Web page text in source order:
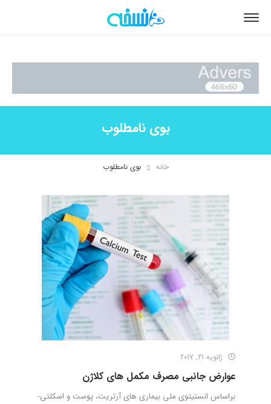
بوی نامطلوب
خانه بوی نامطلوب
ژانویه 21, 2017
عوارض جانبی مصرف مکمل های کلاژن
براساس انستیتوی ملی بیماری های آرتریت، پوست و اسکلتی-